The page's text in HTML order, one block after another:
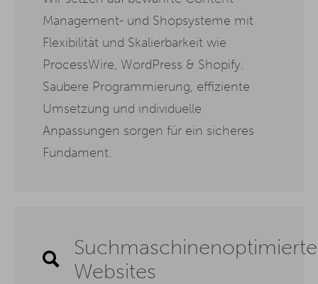
Management- und Shopsysteme mit
Flexibilität und Skalierbarkeit wie
ProcessWire, WordPress & Shopify.
Saubere Programmierung, effiziente
Umsetzung und individuelle
Anpassungen sorgen für ein sicheres
Fundament.
Suchmaschinenoptimierte
Websites